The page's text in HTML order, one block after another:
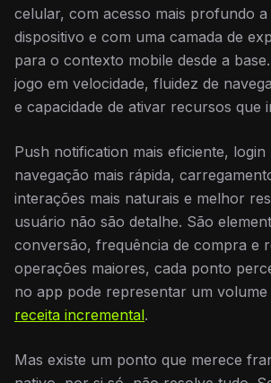
celular, com acesso mais profundo
dispositivo e com uma camada de
para o contexto mobile desde a
jogo em velocidade, fluidez de
e capacidade de ativar recursos que
Push notification mais eficiente,
navegação mais rápida,
interações mais naturais e melhor
usuário não são detalhe. São
conversão, frequência de compra e
operações maiores, cada ponto
no app pode representar um volume
receita incremental.
Mas existe um ponto que merece